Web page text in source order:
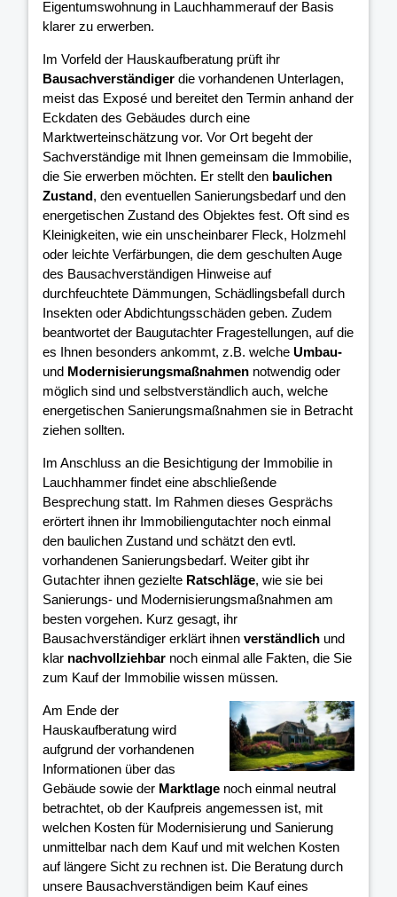
Eigentumswohnung in Lauchhammerauf der Basis
klarer zu erwerben.
Im Vorfeld der Hauskaufberatung prüft ihr
Bausachverständiger die vorhandenen Unterlagen,
meist das Exposé und bereitet den Termin anhand der
Eckdaten des Gebäudes durch eine
Marktwerteinschätzung vor. Vor Ort begeht der
Sachverständige mit Ihnen gemeinsam die Immobilie,
die Sie erwerben möchten. Er stellt den baulichen
Zustand, den eventuellen Sanierungsbedarf und den
energetischen Zustand des Objektes fest. Oft sind es
Kleinigkeiten, wie ein unscheinbarer Fleck, Holzmehl
oder leichte Verfärbungen, die dem geschulten Auge
des Bausachverständigen Hinweise auf
durchfeuchtete Dämmungen, Schädlingsbefall durch
Insekten oder Abdichtungsschäden geben. Zudem
beantwortet der Baugutachter Fragestellungen, auf die
es Ihnen besonders ankommt, z.B. welche Umbau-
und Modernisierungsmaßnahmen notwendig oder
möglich sind und selbstverständlich auch, welche
energetischen Sanierungsmaßnahmen sie in Betracht
ziehen sollten.
Im Anschluss an die Besichtigung der Immobilie in
Lauchhammer findet eine abschließende
Besprechung statt. Im Rahmen dieses Gesprächs
erörtert ihnen ihr Immobiliengutachter noch einmal
den baulichen Zustand und schätzt den evtl.
vorhandenen Sanierungsbedarf. Weiter gibt ihr
Gutachter ihnen gezielte Ratschläge, wie sie bei
Sanierungs- und Modernisierungsmaßnahmen am
besten vorgehen. Kurz gesagt, ihr
Bausachverständiger erklärt ihnen verständlich und
klar nachvollziehbar noch einmal alle Fakten, die Sie
zum Kauf der Immobilie wissen müssen.
Am Ende der
Hauskaufberatung wird
aufgrund der vorhandenen
Informationen über das
Gebäude sowie der Marktlage noch einmal neutral
betrachtet, ob der Kaufpreis angemessen ist, mit
welchen Kosten für Modernisierung und Sanierung
unmittelbar nach dem Kauf und mit welchen Kosten
auf längere Sicht zu rechnen ist. Die Beratung durch
unsere Bausachverständigen beim Kauf eines